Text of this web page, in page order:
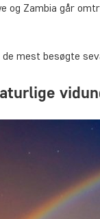
og Zambia går
de mest besøgte